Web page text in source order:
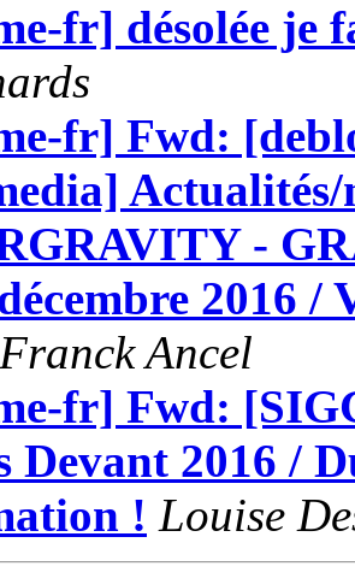
fr] désolée je
fr] Fwd:
-
2016 /
Franck Ancel
fr] Fwd:
Devant 2016 /
! Louise